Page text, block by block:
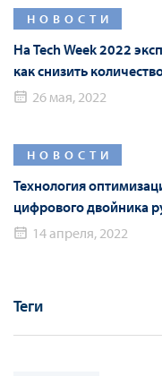
НОВОСТИ
На Tech Week 2022
как снизить
помощью AR-
26 мая, 2022
НОВОСТИ
Технология
цифрового двойника
Mining World Russia
14 апреля, 2022
Теги